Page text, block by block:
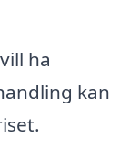
ha
kan